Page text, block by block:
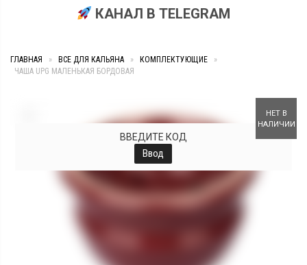
КАНАЛ В TELEGRAM
ГЛАВНАЯ » ВСЕ ДЛЯ КАЛЬЯНА » КОМПЛЕКТУЮЩИЕ
»
ЧАША UPG МАЛЕНЬКАЯ БОРДОВАЯ
НЕТ В
НАЛИЧИИ
ВВЕДИТЕ КОД
Ввод